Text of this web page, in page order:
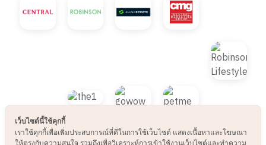
เว็บไซต์นี้ใช้คุกกี้
เราใช้คุกกี้เพื่อเพิ่มประสบการณ์ที่ดีในการใช้เว็บไซต์ แสดงเนื้อหาและโฆษณา
ให้ตรงกับความสนใจ รวมถึงเพื่อวิเคราะห์การเข้าใช้งานเว็บไซต์และทำความ